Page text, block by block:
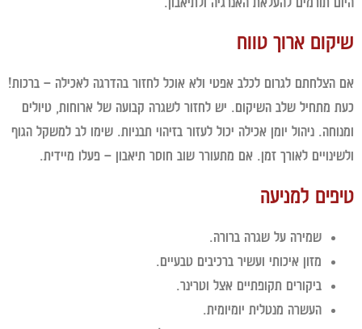
ארוך טווח
לגרום לכלב אפטי ולא אוכל לחזור בהדרגה לאכילה – ברכות!
מתחיל שלב השיקום. יש לחזור לשגרה קבועה של ארוחות, טיולים
ניהול יומן אכילה יכול לעזור בזיהוי תבניות. שימו לב למשקל הגוף
לאורך זמן. אם מתעורר שוב חוסר תיאבון – פעלו מיידית.
למניעה
שמירה על שגרה ברורה.
מזון איכותי ועשיר ברכיבים טבעיים.
ביקורים תקופתיים אצל וטרינר.
העשרה מנטלית יומיומית.